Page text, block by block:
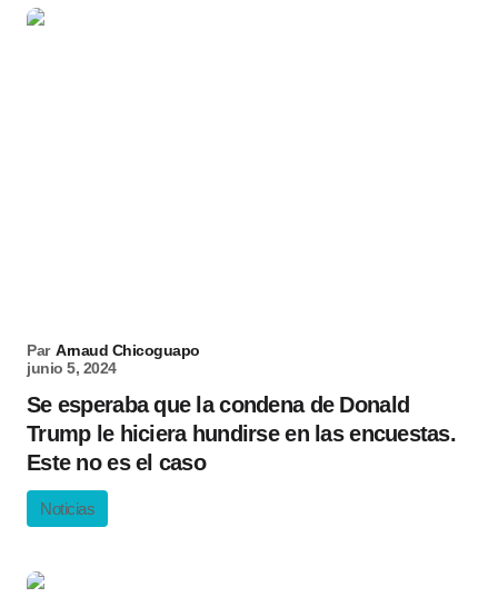
Par Arnaud Chicoguapo
junio 5, 2024
Se esperaba que la condena de Donald
Trump le hiciera hundirse en las encuestas.
Este no es el caso
Noticias